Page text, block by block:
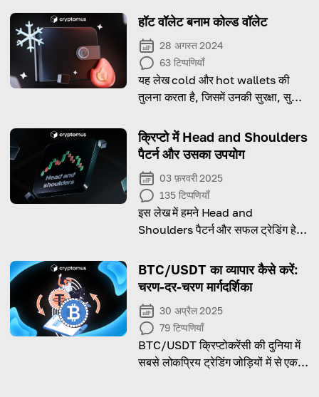
हॉट वॉलेट बनाम कोल्ड वॉलेट
28 अगस्त 2024
63 टिप्पणियाँ
यह लेख cold और hot wallets की
तुलना करता है, जिसमें उनकी सुरक्षा, सुविधा
लिए सर्वोत्तम उपयोग मामलों पर ध्यान दिया
गया है।
क्रिप्टो में Head and Shoulders
पैटर्न और उसका उपयोग
03 फ़रवरी 2025
135 टिप्पणियाँ
इस लेख में हमने Head and
Shoulders पैटर्न और सफल ट्रेडिंग हेतु
BTC/USDT का व्यापार कैसे करें:
चरण-दर-चरण मार्गदर्शिका
30 अप्रैल 2025
79 टिप्पणियाँ
BTC/USDT क्रिप्टोकरेंसी की दुनिया में
सबसे लोकप्रिय ट्रेडिंग जोड़ियों में से एक